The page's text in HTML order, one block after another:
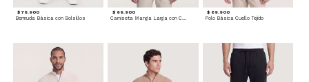
$ 79.900
Bermuda Básica con Bolsillos
$ 69.900
Camiseta Manga Larga con Cuello Henley
$ 69.900
Polo Básica Cuello Tejido